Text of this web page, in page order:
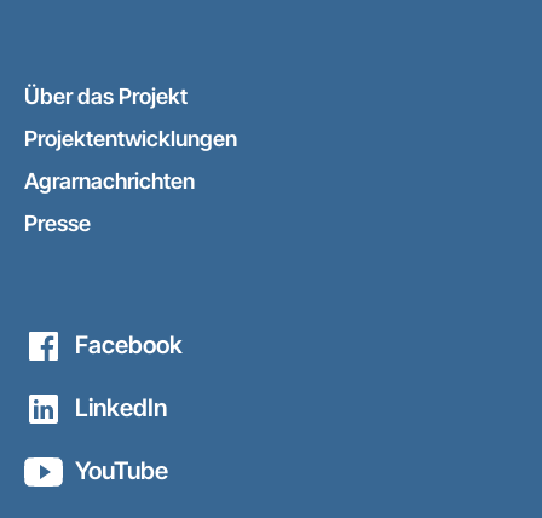
Über das Projekt
Projektentwicklungen
Agrarnachrichten
Presse
Facebook
LinkedIn
YouTube